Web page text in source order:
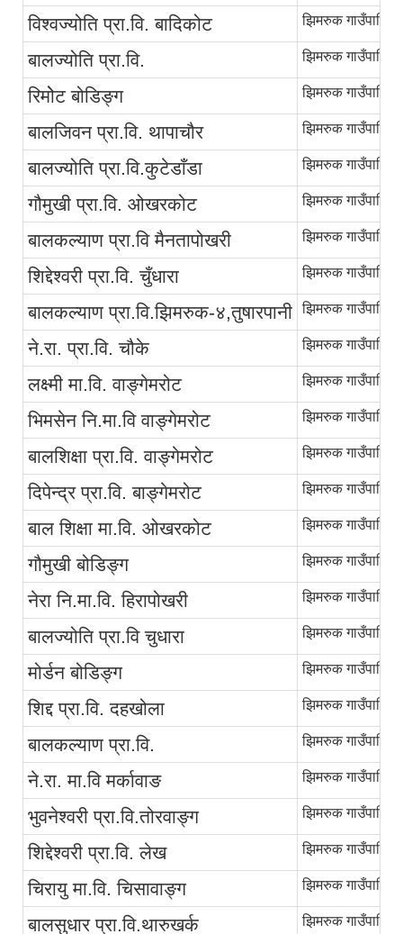
विश्‍वज्योति प्रा.वि. बादिकोट झिमरुक
बालज्योति प्रा.वि. झिमरुक
रिमोेट बोडिङ्ग झिमरुक
बालजिवन प्रा.वि. थापाचौर झिमरुक
बालज्योति प्रा.वि.कुटेडाँडा झिमरुक
गौमुखी प्रा.वि. ओखरकोट झिमरुक
बालकल्याण प्रा.वि मैनतापोखरी झिमरुक
शिद्देश्‍वरी प्रा.वि. चुँधारा झिमरुक
बालकल्याण प्रा.वि.झिमरुक-४,तुषारपानी झिमरुक
ने.रा. प्रा.वि. चौके झिमरुक
लक्ष्मी मा.वि. वाङ्गेमरोट झिमरुक
भिमसेन नि.मा.वि वाङ्गेमरोट झिमरुक
बालशिक्षा प्रा.वि. वाङ्गेमरोट झिमरुक
दिपेन्द्र प्रा.वि. बाङ्गेमरोट झिमरुक
बाल शिक्षा मा.वि. ओखरकोट झिमरुक
गौमुखी बोडिङ्ग झिमरुक
नेरा नि.मा.वि. हिरापोखरी झिमरुक
बालज्योति प्रा.वि चुधारा झिमरुक
मोर्डन बोडिङ्ग झिमरुक
शिद्द प्रा.वि. दहखोला झिमरुक
बालकल्याण प्रा.वि. झिमरुक
ने.रा. मा.वि मर्कावाङ झिमरुक
भुवनेश्‍वरी प्रा.वि.तोरवाङ्ग झिमरुक
शिद्देश्‍वरी प्रा.वि. लेख झिमरुक
चिरायु मा.वि. चिसावाङ्ग झिमरुक
बालसुधार प्रा.वि.थारुखर्क झिमरुक